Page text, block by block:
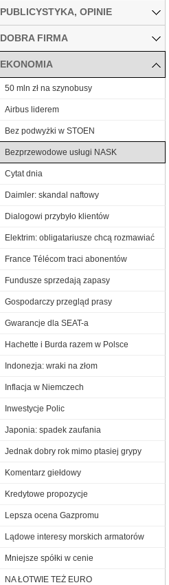
PUBLICYSTYKA, OPINIE
DOBRA FIRMA
EKONOMIA
50 mln zł na szynobusy
Airbus liderem
Bez podwyżki w STOEN
Bezprzewodowe usługi NASK
Cytat dnia
Daimler: skandal naftowy
Dialogowi przybyło klientów
Elektrim: obligatariusze chcą rozmawiać
France Télécom traci abonentów
Fundusze sprzedają zapasy
Gospodarczy przegląd prasy
Gwarancje dla SEAT-a
Hachette i Burda razem w Polsce
Indonezja: wraki na złom
Inflacja w Niemczech
Inwestycje Polic
Japonia: spadek zaufania
Jednak dobry rok mimo ptasiej grypy
Komentarz giełdowy
Kredytowe propozycje
Lepsza ocena Gazpromu
Lądowe interesy morskich armatorów
Mniejsze spółki w cenie
NA ŁOTWIE TEŻ EURO